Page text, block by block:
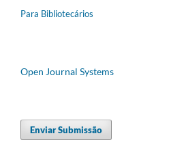
Para Bibliotecários
Open Journal Systems
Enviar Submissão